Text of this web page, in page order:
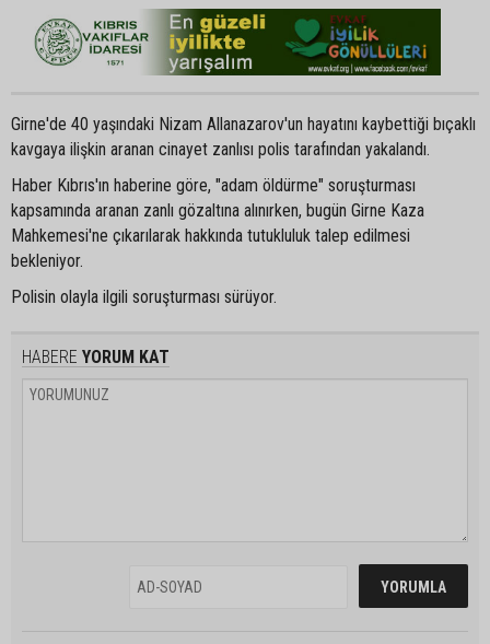
Girne'de 40 yaşındaki Nizam Allanazarov'un hayatını kaybettiği bıçaklı
kavgaya ilişkin aranan cinayet zanlısı polis tarafından yakalandı.
Haber Kıbrıs'ın haberine göre, "adam öldürme" soruşturması
kapsamında aranan zanlı gözaltına alınırken, bugün Girne Kaza
Mahkemesi'ne çıkarılarak hakkında tutukluluk talep edilmesi
bekleniyor.
Polisin olayla ilgili soruşturması sürüyor.
HABERE YORUM KAT